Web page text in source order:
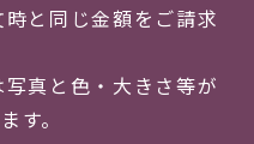
と同じ金額をご請求
真と色・大きさ等が
す。